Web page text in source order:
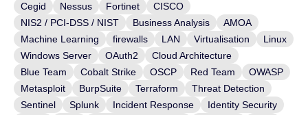
Cegid
Nessus Fortinet
CISCO
NIS2 / PCI-DSS / NIST
Business Analysis
AMOA
Machine Learning
firewalls LAN Virtualisation
Linux
Windows Server
OAuth2
Cloud Architecture
Blue Team
Cobalt Strike OSCP Red Team
OWASP
Metasploit
BurpSuite Terraform
Threat Detection
Sentinel
Splunk Incident Response
Identity Security